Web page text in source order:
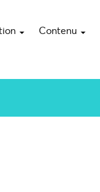
Contenu